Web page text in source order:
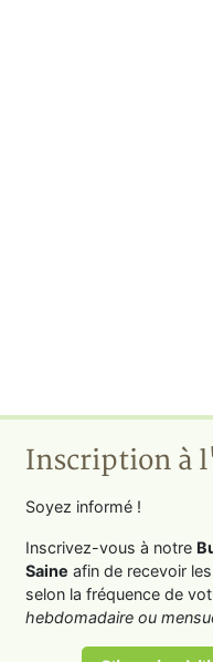
Inscription à
Soyez informé !
Inscrivez-vous à notre
Saine afin de recevoir
selon la fréquence de
hebdomadaire ou